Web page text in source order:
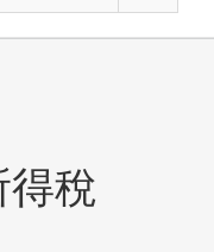
稅